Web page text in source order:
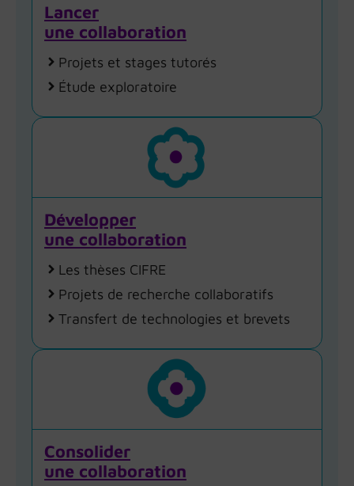
Lancer
une collaboration
Projets et stages tutorés
Étude exploratoire
Développer
une collaboration
Les thèses CIFRE
Projets de recherche collaboratifs
Transfert de technologies et brevets
Consolider
une collaboration